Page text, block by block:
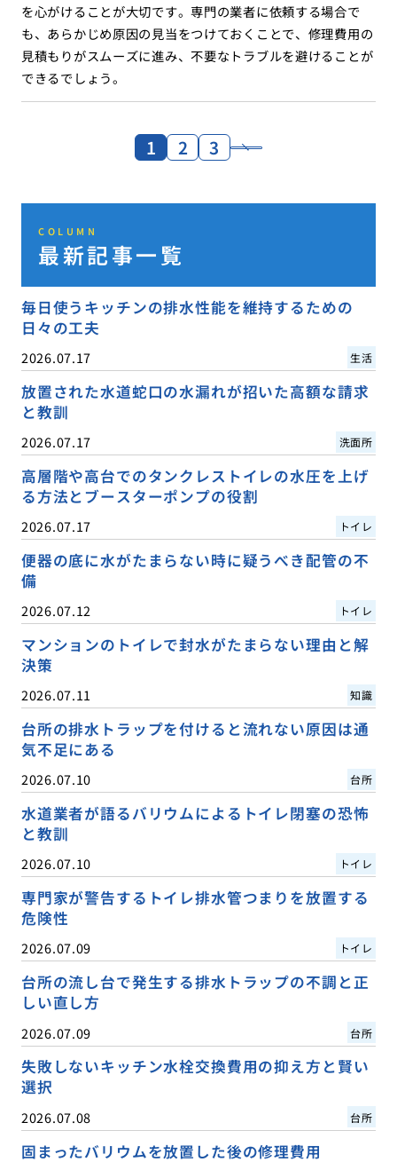
を心がけることが大切です。専門の業者に依頼する場合で
も、あらかじめ原因の見当をつけておくことで、修理費用の
見積もりがスムーズに進み、不要なトラブルを避けることが
できるでしょう。
1 2 3
COLUMN
最新記事一覧
毎日使うキッチンの排水性能を維持するための
日々の工夫
2026.07.17 生活
放置された水道蛇口の水漏れが招いた高額な請求
と教訓
2026.07.17 洗面所
高層階や高台でのタンクレストイレの水圧を上げ
る方法とブースターポンプの役割
2026.07.17 トイレ
便器の底に水がたまらない時に疑うべき配管の不
備
2026.07.12 トイレ
マンションのトイレで封水がたまらない理由と解
決策
2026.07.11 知識
台所の排水トラップを付けると流れない原因は通
気不足にある
2026.07.10 台所
水道業者が語るバリウムによるトイレ閉塞の恐怖
と教訓
2026.07.10 トイレ
専門家が警告するトイレ排水管つまりを放置する
危険性
2026.07.09 トイレ
台所の流し台で発生する排水トラップの不調と正
しい直し方
2026.07.09 台所
失敗しないキッチン水栓交換費用の抑え方と賢い
選択
2026.07.08 台所
固まったバリウムを放置した後の修理費用